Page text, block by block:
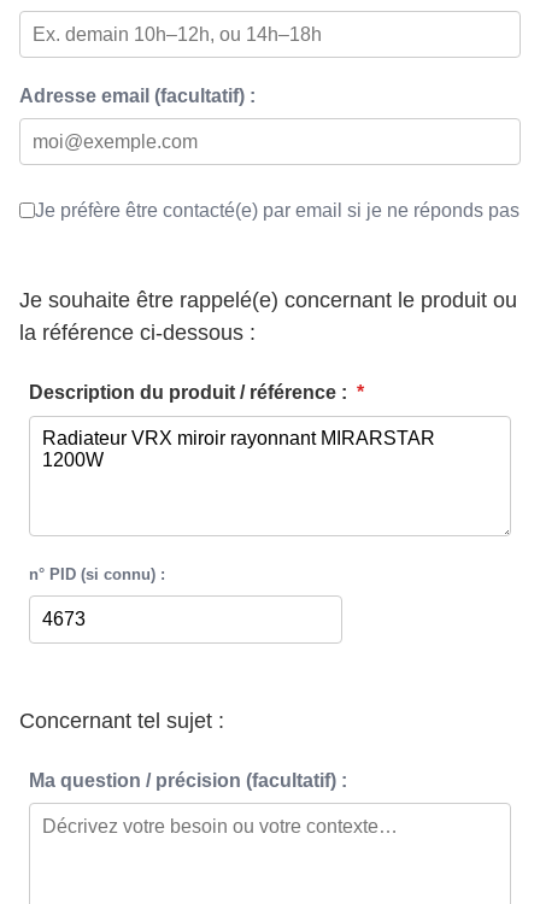
Adresse email (facultatif) :
Je préfère être contacté(e) par email si je ne réponds pas
Je souhaite être rappelé(e) concernant le produit ou
la référence ci-dessous :
Description du produit / référence : *
n° PID (si connu) :
Concernant tel sujet :
Ma question / précision (facultatif) :